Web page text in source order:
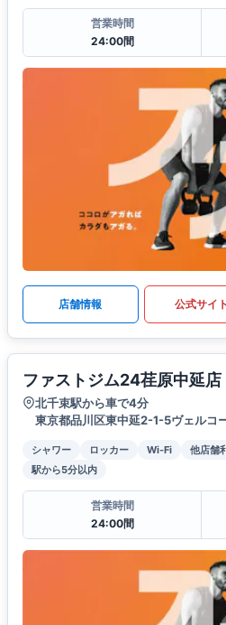
営業時間
24:00間
店舗情報 公式サイト
ファストジム24荏原中延店
北千束駅から車で4分
東京都品川区東中延2-1-5ヴェルコ
シャワー ロッカー Wi-Fi 他店舗
駅から5分以内
営業時間
24:00間